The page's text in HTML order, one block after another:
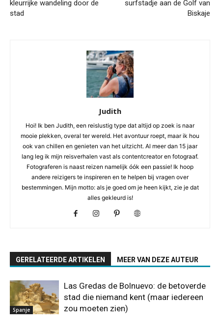
kleurrijke wandeling door de
stad
surfstadje aan de Golf van
Biskaje
Judith
Hoi! Ik ben Judith, een reislustig type dat altijd op zoek is naar
mooie plekken, overal ter wereld. Het avontuur roept, maar ik hou
ook van chillen en genieten van het uitzicht. Al meer dan 15 jaar
lang leg ik mijn reisverhalen vast als contentcreator en fotograaf.
Fotograferen is naast reizen namelijk óók een passie! Ik hoop
andere reizigers te inspireren en te helpen bij vragen over
bestemmingen. Mijn motto: als je goed om je heen kijkt, zie je dat
alles gekleurd is!
GERELATEERDE ARTIKELEN MEER VAN DEZE AUTEUR
Spanje
Las Gredas de Bolnuevo: de betoverde
stad die niemand kent (maar iedereen
zou moeten zien)